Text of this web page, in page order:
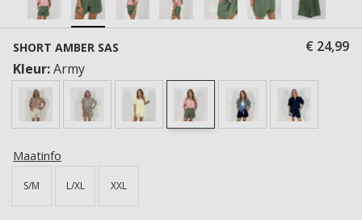
SHORT AMBER SAS
€ 24,99
Kleur:Army
Maatinfo
S/M L/XL XXL